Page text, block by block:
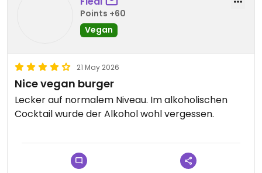
Points +60
Vegan
21 May 2026
Nice vegan burger
Lecker auf normalem Niveau. Im alkoholischen
Cocktail wurde der Alkohol wohl vergessen.